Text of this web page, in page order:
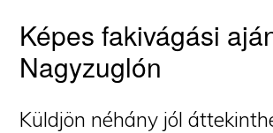
Képes fakivágási
Nagyzuglón
Küldjön néhány jól